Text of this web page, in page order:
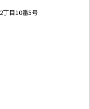
丁目10番5号